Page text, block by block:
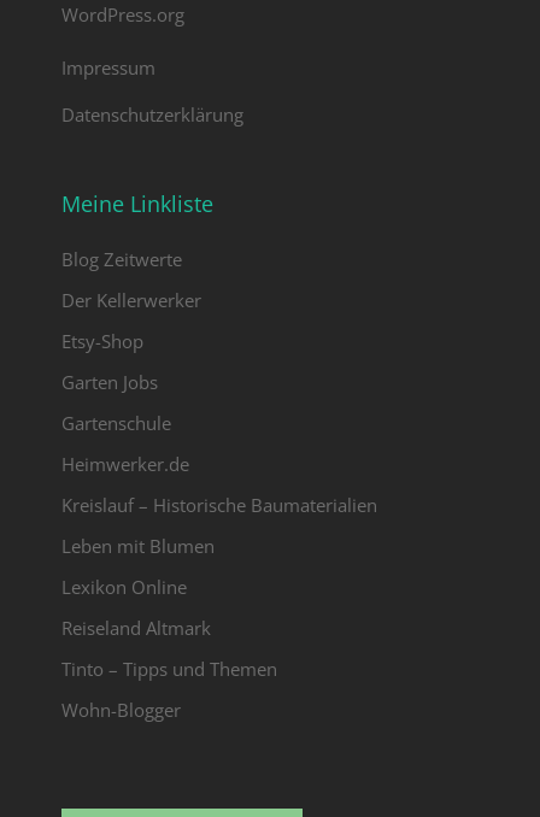
WordPress.org
Impressum
Datenschutzerklärung
Meine Linkliste
Blog Zeitwerte
Der Kellerwerker
Etsy-Shop
Garten Jobs
Gartenschule
Heimwerker.de
Kreislauf – Historische Baumaterialien
Leben mit Blumen
Lexikon Online
Reiseland Altmark
Tinto – Tipps und Themen
Wohn-Blogger